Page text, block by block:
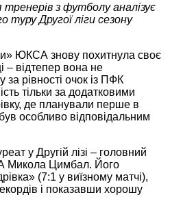
тренерів з футболу аналізує
туру Другої ліги сезону
ЮКСА знову похитнула своє
– відтепер вона не
за рівності очок із ПФК
тільки за додатковими
де планували перше в
особливо відповідальним
у Другій лізі – головний
Микола Цимбал. Його
(7:1 у виїзному матчі),
і показавши хорошу